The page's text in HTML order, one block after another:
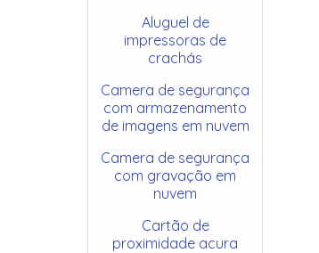
Aluguel de
impressoras de
crachás
Camera de segurança
com armazenamento
de imagens em nuvem
Camera de segurança
com gravação em
nuvem
Cartão de
proximidade acura